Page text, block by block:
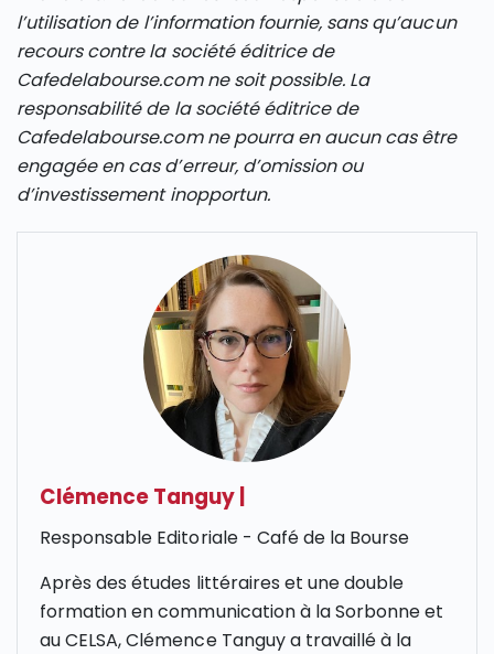
l’utilisation de l’information fournie, sans qu’aucun
recours contre la société éditrice de
Cafedelabourse.com ne soit possible. La
responsabilité de la société éditrice de
Cafedelabourse.com ne pourra en aucun cas être
engagée en cas d’erreur, d’omission ou
d’investissement inopportun.
Clémence Tanguy
Responsable Editoriale - Café de la Bourse
Après des études littéraires et une double
formation en communication à la Sorbonne et
au CELSA, Clémence Tanguy a travaillé à la